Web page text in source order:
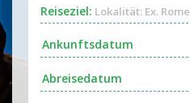
Reiseziel: Lokalität: Ex. Rome